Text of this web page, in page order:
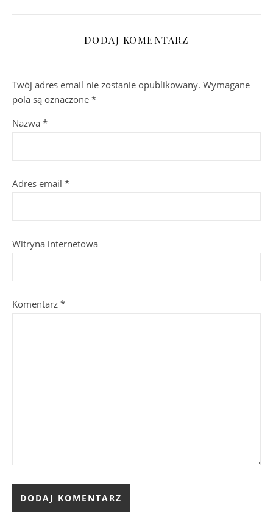
DODAJ KOMENTARZ
Twój adres email nie zostanie opublikowany. Wymagane
pola są oznaczone *
Nazwa *
Adres email *
Witryna internetowa
Komentarz *